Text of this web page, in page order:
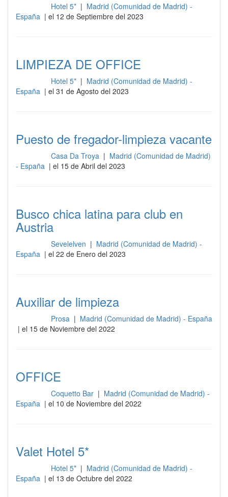
Hotel 5* | Madrid (Comunidad de Madrid) -
España | el 12 de Septiembre del 2023
LIMPIEZA DE OFFICE
Hotel 5* | Madrid (Comunidad de Madrid) -
España | el 31 de Agosto del 2023
Puesto de fregador-limpieza vacante
Casa Da Troya | Madrid (Comunidad de Madrid)
- España | el 15 de Abril del 2023
Busco chica latina para club en
Austria
Sevelelven | Madrid (Comunidad de Madrid) -
España | el 22 de Enero del 2023
Auxiliar de limpieza
Prosa | Madrid (Comunidad de Madrid) - España
| el 15 de Noviembre del 2022
OFFICE
Coquetto Bar | Madrid (Comunidad de Madrid) -
España | el 10 de Noviembre del 2022
Valet Hotel 5*
Hotel 5* | Madrid (Comunidad de Madrid) -
España | el 13 de Octubre del 2022